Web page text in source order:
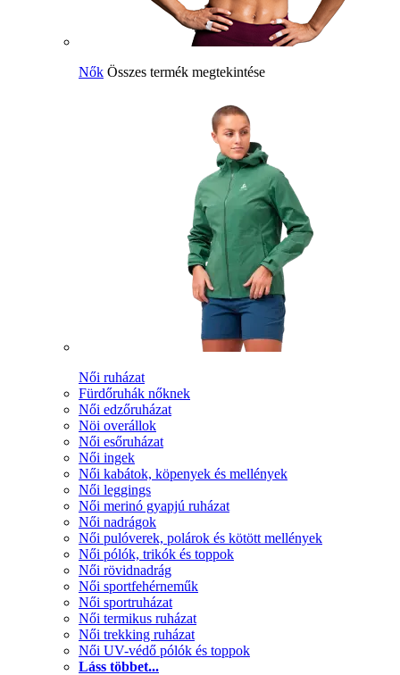
Nők Összes termék megtekintése
Női ruházat
Fürdőruhák nőknek
Női edzőruházat
Nöi overállok
Női esőruházat
Női ingek
Női kabátok, köpenyek és mellények
Női leggings
Női merinó gyapjú ruházat
Női nadrágok
Női pulóverek, polárok és kötött mellények
Női pólók, trikók és toppok
Női rövidnadrág
Női sportfehérneműk
Női sportruházat
Női termikus ruházat
Női trekking ruházat
Női UV-védő pólók és toppok
Láss többet...